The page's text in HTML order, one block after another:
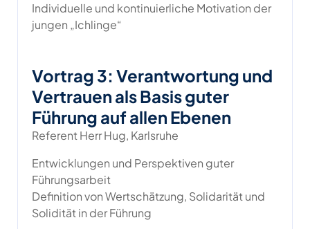
Individuelle und kontinuierliche Motivation der
jungen „Ichlinge“
Vortrag 3: Verantwortung und
Vertrauen als Basis guter
Führung auf allen Ebenen
Referent Herr Hug, Karlsruhe
Entwicklungen und Perspektiven guter
Führungsarbeit
Definition von Wertschätzung, Solidarität und
Solidität in der Führung